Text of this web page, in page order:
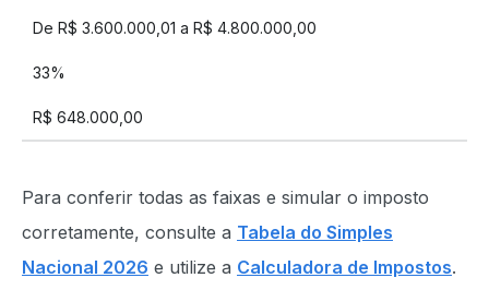
De R$ 3.600.000,01 a R$ 4.800.000,00
33%
R$ 648.000,00
Para conferir todas as faixas e simular o imposto
corretamente, consulte a Tabela do Simples
Nacional 2026 e utilize a Calculadora de Impostos.